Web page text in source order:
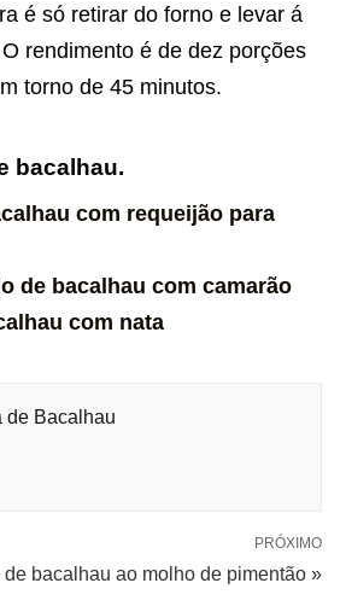
é só retirar do forno e levar á
rendimento é de dez porções
torno de 45 minutos.
bacalhau.
com requeijão para
de bacalhau com camarão
com nata
de Bacalhau
PRÓXIMO
de bacalhau ao molho de pimentão »